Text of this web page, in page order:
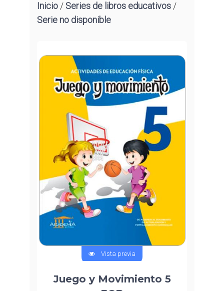
Inicio / Series de libros educativos /
Serie no disponible
Vista previa
Juego y Movimiento 5